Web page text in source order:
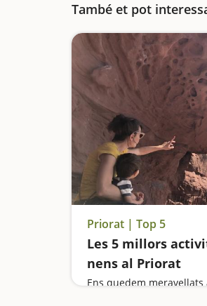
També et pot
Priorat | Top 5
Les 5 millors
nens al Priorat